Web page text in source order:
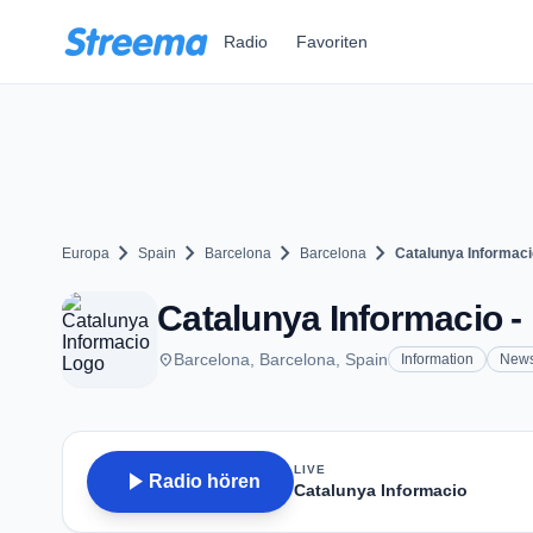
Radio Favoriten
Europa chevron_right Spain chevron_right Barcelona chevron_right Barcelona chevron_right Catalunya
Catalunya Informacio
placeBarcelona, Barcelona, Spain Information
play_arrow Radio hören
LIVE
Catalunya Informacio